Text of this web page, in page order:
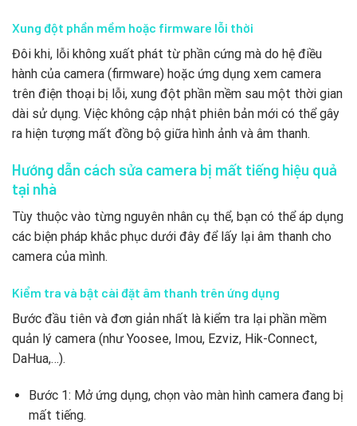
Xung đột phần mềm hoặc firmware lỗi thời
Đôi khi, lỗi không xuất phát từ phần cứng mà do hệ điều
hành của camera (firmware) hoặc ứng dụng xem camera
trên điện thoại bị lỗi, xung đột phần mềm sau một thời gian
dài sử dụng. Việc không cập nhật phiên bản mới có thể gây
ra hiện tượng mất đồng bộ giữa hình ảnh và âm thanh.
Hướng dẫn cách sửa camera bị mất tiếng hiệu quả
tại nhà
Tùy thuộc vào từng nguyên nhân cụ thể, bạn có thể áp dụng
các biện pháp khắc phục dưới đây để lấy lại âm thanh cho
camera của mình.
Kiểm tra và bật cài đặt âm thanh trên ứng dụng
Bước đầu tiên và đơn giản nhất là kiểm tra lại phần mềm
quản lý camera (như Yoosee, Imou, Ezviz, Hik-Connect,
DaHua,…).
Bước 1: Mở ứng dụng, chọn vào màn hình camera đang bị
mất tiếng.